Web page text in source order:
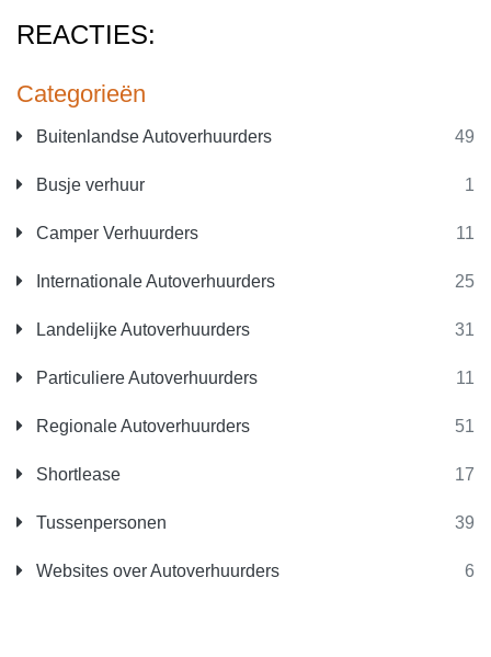
Categorieën
Buitenlandse Autoverhuurders 49
Busje verhuur 1
Camper Verhuurders 11
Internationale Autoverhuurders 25
Landelijke Autoverhuurders 31
Particuliere Autoverhuurders 11
Regionale Autoverhuurders 51
Shortlease 17
Tussenpersonen 39
Websites over Autoverhuurders 6
REACTIES: